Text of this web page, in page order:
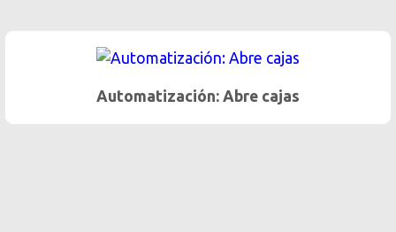
Lavadora Enharinado de embutidos